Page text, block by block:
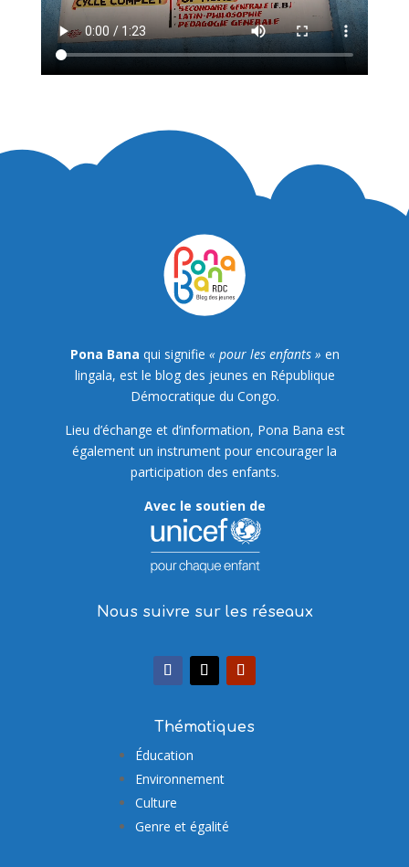
Pona Bana qui signifie « pour les enfants » en
lingala, est le blog des jeunes en République
Démocratique du Congo.
Lieu d’échange et d’information, Pona Bana est
également un instrument pour encourager la
participation des enfants.
Avec le soutien de
Nous suivre sur les réseaux
Thématiques
Éducation
Environnement
Culture
Genre et égalité